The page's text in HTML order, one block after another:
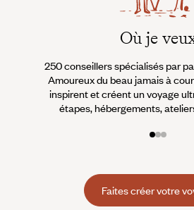
Où je
250 conseillers spécialisés par
Amoureux du beau jamais à
inspirent et créent un voyage
étapes, hébergements,
Faites créer votre